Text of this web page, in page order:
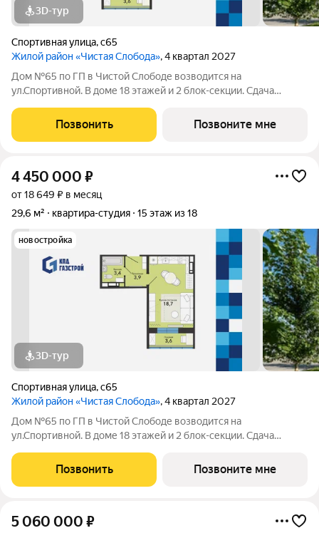
3D-тур
Спортивная улица,с65
Жилой район «Чистая Слобода», 4 квартал 2027
Дом №65 по ГП в Чистой Слободе возводится на
ул.Спортивной. В доме 18 этажей и 2 блок-секции. Сдача
жителей в доме предусмотрены: видеонаблюдение в местах
общего пользования и во дворе,
Позвонить Позвоните мне
4 450 000 ₽
от 18 649 ₽ в месяц
29,6 м²
квартира-студия 15 этаж из 18
новостройка
3D-тур
Спортивная улица,с65
Жилой район «Чистая Слобода», 4 квартал 2027
Дом №65 по ГП в Чистой Слободе возводится на
ул.Спортивной. В доме 18 этажей и 2 блок-секции. Сдача
жителей в доме предусмотрены: видеонаблюдение в местах
общего пользования и во дворе,
Позвонить Позвоните мне
5 060 000 ₽